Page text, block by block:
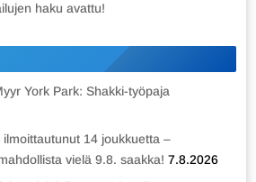
haku avattu!
York Park: Shakki-työpaja
14 joukkuetta –
vielä 9.8. saakka! 7.8.2026